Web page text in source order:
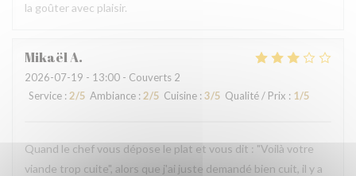
la goûter avec plaisir.
MikaëlA
2026-07-19 - 13:00 - Couverts 2
Service : 2/5 Ambiance : 2/5 Cuisine : 3/5 Qualité / Prix : 1/5
Quand le chef vous dépose le plat et vous dit : "Voilà votre
viande trop cuite", alors que j'ai juste demandé bien cuit, il y a